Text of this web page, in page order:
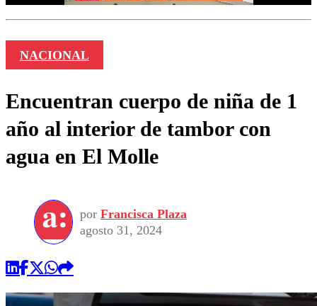
NACIONAL
Encuentran cuerpo de niña de 1
año al interior de tambor con
agua en El Molle
por Francisca Plaza
agosto 31, 2024